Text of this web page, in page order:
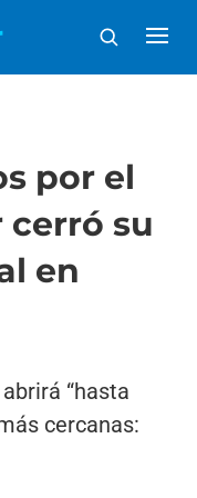
por el
cerró su
en
“hasta
cercanas: